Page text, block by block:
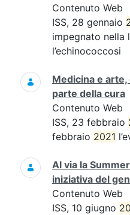
Contenuto Web
ISS, 28 gennaio
impegnato nella
l’echinococcosi
Medicina e
parte della cura
Contenuto Web
ISS, 23 febbraio
febbraio 2021
Al via la
iniziativa del
Contenuto Web
ISS, 10 giugno